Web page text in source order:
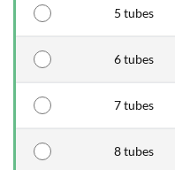
5 tubes
6 tubes
7 tubes
8 tubes